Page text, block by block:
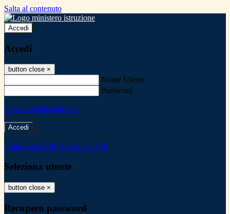
Salta al contenuto
Accedi
Accedi
button close ×
Nome Utente
Password
Password dimenticata?
-
Entra con SPID Entra con CIE
Seleziona utente
button close ×
Recupero password